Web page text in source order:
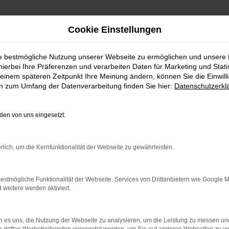
KAUFEN
Tiguan, die perfekten Wahl für alle, die ein fast neues
Autohaus genutzt und ist praktisch unbenutzt. Sie
große Auswahl an Tageszulassungen, sondern
das ideale Fahrzeug zu finden, das perfekt zu
um VW, wie flexible Finanzierungs- und
noch komfortabler machen.
an Tiguan Tageszulassungen. Wir freuen uns
Cookie Einstellungen
bestmögliche Nutzung unserer Webseite zu ermöglichen und unsere
Ihre Präferenzen und verarbeiten Daten für Marketing und
späteren Zeitpunkt Ihre Meinung ändern, können Sie die
zum Umfang der Datenverarbeitung finden Sie hier:
von uns eingesetzt:
um die Kernfunktionalität der Webseite zu gewährleisten.
Funktionalität der Webseite. Services von Drittanbietern wie Google
weitere werden aktiviert.
es uns, die Nutzung der Webseite zu analysieren, um die Leistung zu messen